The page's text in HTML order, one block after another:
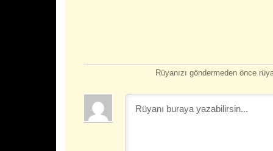
Rüyanızı göndermeden önce